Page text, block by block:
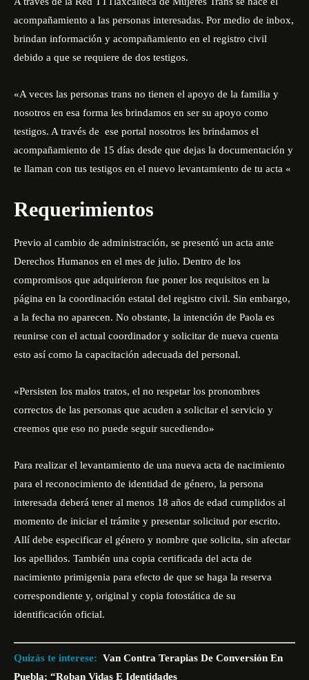
acompañamiento a las personas interesadas. Por medio de inbox,
brindan información y acompañamiento en el registro civil
debido a que se requiere de dos testigos.
«A veces las personas trans no tienen el apoyo de la familia y
nosotros en esa forma les brindamos en ser su apoyo como
testigos. A través de ese portal nosotros les brindamos el
acompañamiento de 15 días desde que dejas la documentación y
te llaman con tus testigos en el nuevo levantamiento de tu acta «
Requerimientos
Previo al cambio de administración, se presentó un acta ante
Derechos Humanos en el mes de julio. Dentro de los
compromisos que adquirieron fue poner los requisitos en la
página en la coordinación estatal del registro civil. Sin embargo,
a la fecha no aparecen. No obstante, la intención de Paola es
reunirse con el actual coordinador y solicitar de nueva cuenta
esto así como la capacitación adecuada del personal.
«Persisten los malos tratos, el no respetar los pronombres
correctos de las personas que acuden a solicitar el servicio y
creemos que eso no puede seguir sucediendo»
Para realizar el levantamiento de una nueva acta de nacimiento
para el reconocimiento de identidad de género, la persona
interesada deberá tener al menos 18 años de edad cumplidos al
momento de iniciar el trámite y presentar solicitud por escrito.
Allí debe especificar el género y nombre que solicita, sin afectar
los apellidos. También una copia certificada del acta de
nacimiento primigenia para efecto de que se haga la reserva
correspondiente y, original y copia fotostática de su
identificación oficial.
Quizás te interese: Van Contra Terapias De Conversión En
Puebla; “Roban Vidas E Identidades